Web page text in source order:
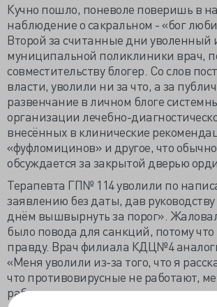
Кучно пошло, поневоле поверишь в
наблюдение о сакральном - «бог
Второй за считанные дни уволенный
муниципальной поликлиники врач,
совместительству блогер. Со слов
власти, уволили ни за что, а за
развенчание в личном блоге
организации лечебно-
внесённых в клинические
«фуфломицинов» и другое, что
обсуждается за закрытой дверью
Терапевта ГП№ 114 уволили по
заявлению без даты, дав
днём вышвырнуть за порог».
было повода для санкций, потому
правду. Врач филиала КДЦ№4
«Меня уволили из-за того, что я
что противовирусные не работают,
работает, о том, что у системы есть